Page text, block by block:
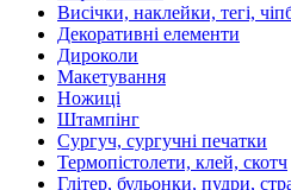
Висічки, наклейки, тегі,
Декоративні елементи
Дироколи
Макетування
Ножиці
Штампінг
Сургуч, сургучні печатки
Термопістолети, клей, скотч
Глітер, бульонки, пудри,